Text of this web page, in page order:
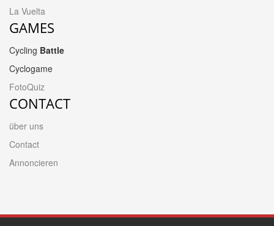
La Vuelta
GAMES
Cycling Battle
Cyclogame
FotoQuiz
CONTACT
über uns
Contact
Annoncieren